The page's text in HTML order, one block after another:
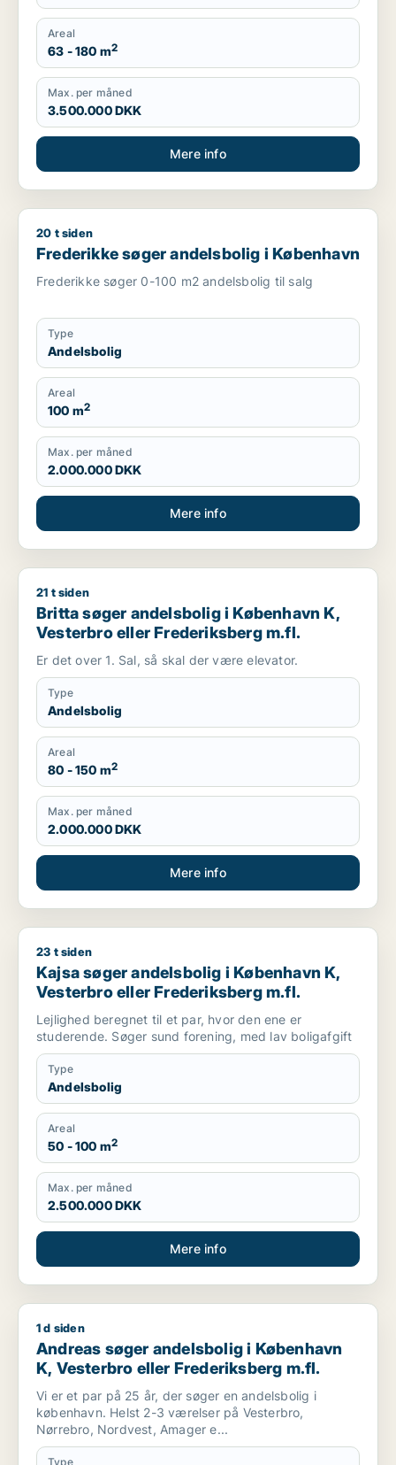
Areal
63 - 180 m2
Max. per måned
3.500.000 DKK
Mere info
Frederikke søger andelsbolig i København
20 t siden
Frederikke søger andelsbolig i København
Frederikke søger 0-100 m2 andelsbolig til salg
Type
Andelsbolig
Areal
100 m2
Max. per måned
2.000.000 DKK
Mere info
Britta søger andelsbolig i København K, Vesterbro eller
21 t siden
Britta søger andelsbolig i København K,
Vesterbro eller Frederiksberg m.fl.
Er det over 1. Sal, så skal der være elevator.
Type
Andelsbolig
Areal
80 - 150 m2
Max. per måned
2.000.000 DKK
Mere info
Kajsa søger andelsbolig i København K, Vesterbro eller
23 t siden
Kajsa søger andelsbolig i København K,
Vesterbro eller Frederiksberg m.fl.
Lejlighed beregnet til et par, hvor den ene er
studerende. Søger sund forening, med lav boligafgift
Type
Andelsbolig
Areal
50 - 100 m2
Max. per måned
2.500.000 DKK
Mere info
Andreas søger andelsbolig i København K, Vesterbro eller
1 d siden
Andreas søger andelsbolig i København
K, Vesterbro eller Frederiksberg m.fl.
Vi er et par på 25 år, der søger en andelsbolig i
københavn. Helst 2-3 værelser på Vesterbro,
Nørrebro, Nordvest, Amager e...
Type